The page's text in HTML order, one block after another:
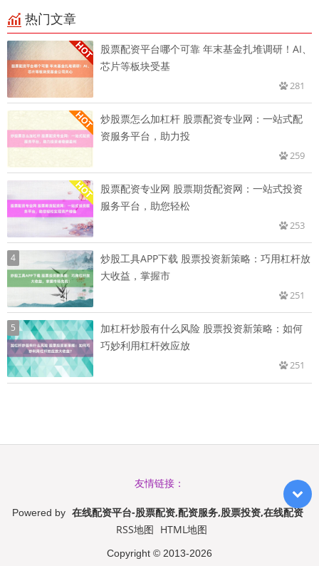
热门文章
股票配资平台哪个可靠 年末基金扎堆调研！AI、
芯片等板块受基
281
炒股票怎么加杠杆 股票配资专业网：一站式配
资服务平台，助力投
259
股票配资专业网 股票期货配资网：一站式投资
服务平台，助您轻松
253
4
炒股工具APP下载 股票投资新策略：巧用杠杆放
大收益，掌握市
251
5
加杠杆炒股有什么风险 股票投资新策略：如何
巧妙利用杠杆效应放
251
友情链接：
Powered by 在线配资平台-股票配资,配资服务,股票投资,在线配资
RSS地图 HTML地图
Copyright © 2013-2026